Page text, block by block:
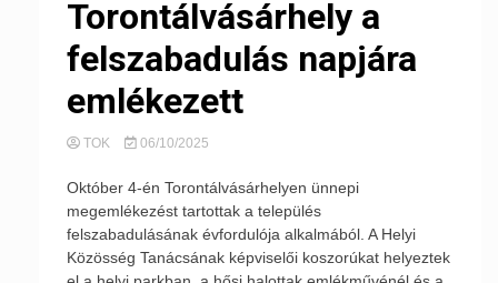
Torontálvásárhely a
felszabadulás napjára
emlékezett
TOK 06/10/2025
Október 4-én Torontálvásárhelyen ünnepi
megemlékezést tartottak a település
felszabadulásának évfordulója alkalmából. A Helyi
Közösség Tanácsának képviselői koszorúkat helyeztek